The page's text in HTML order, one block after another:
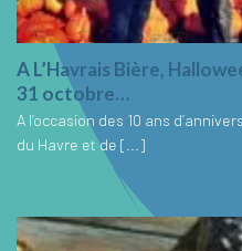
A L’Havrais Bière,
31 octobre…
A l’occasion des 10 ans
du Havre et de [...]